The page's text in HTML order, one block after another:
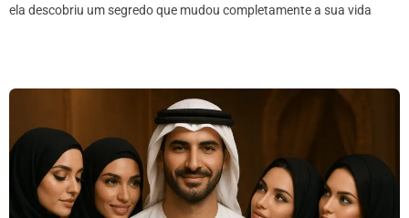
ela descobriu um segredo que mudou completamente a sua vida